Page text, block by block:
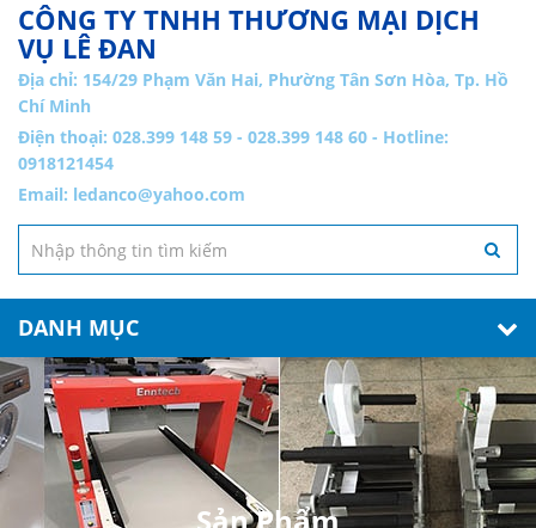
CÔNG TY TNHH THƯƠNG MẠI DỊCH
VỤ LÊ ĐAN
Địa chỉ: 154/29 Phạm Văn Hai, Phường Tân Sơn Hòa, Tp. Hồ
Chí Minh
Điện thoại: 028.399 148 59 - 028.399 148 60 - Hotline:
0918121454
Email: ledanco@yahoo.com
DANH MỤC